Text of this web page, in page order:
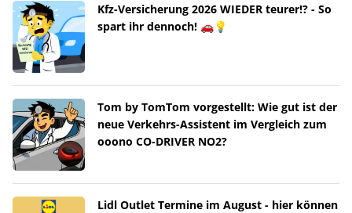
Kfz-Versicherung 2026 WIEDER teurer!? - So
spart ihr dennoch! 🚗💡
Tom by TomTom vorgestellt: Wie gut ist der
neue Verkehrs-Assistent im Vergleich zum
ooono CO-DRIVER NO2?
Lidl Outlet Termine im August - hier können